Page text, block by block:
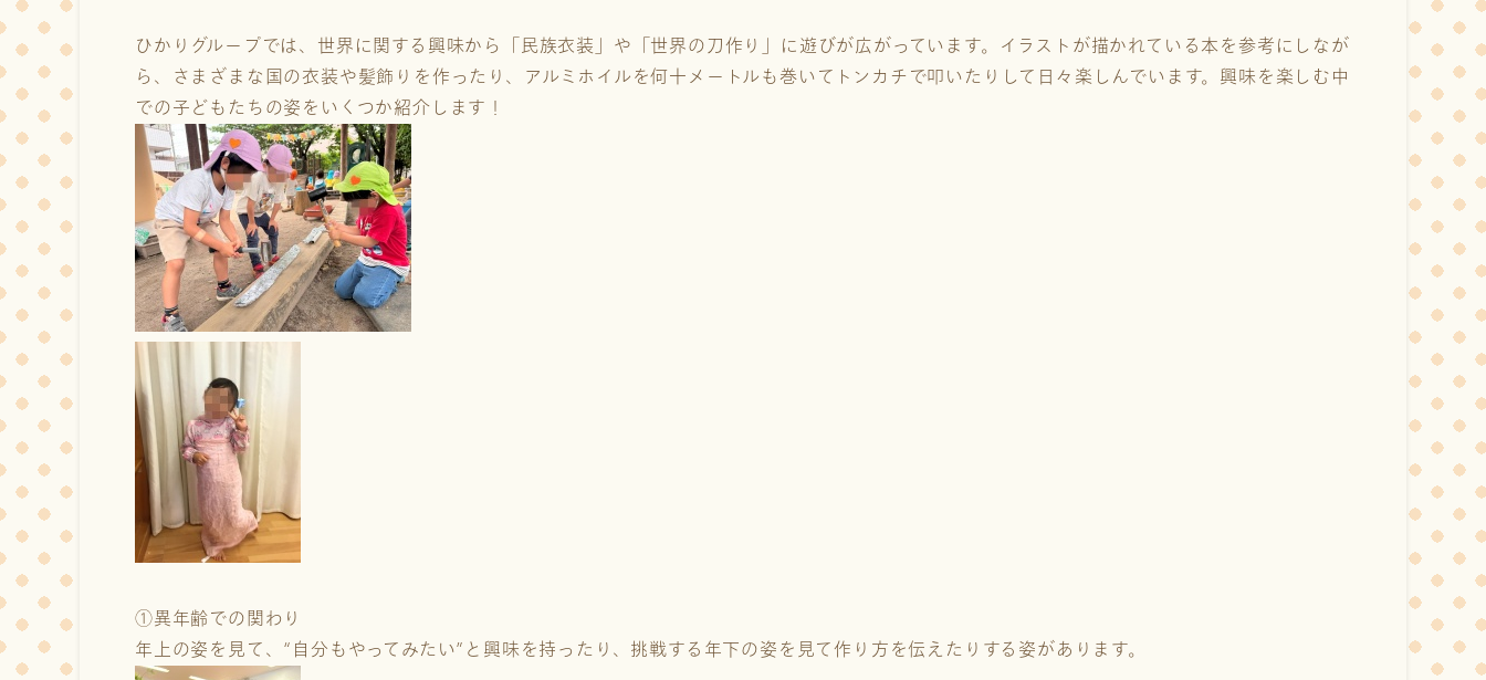
ひかりグループでは、世界に関する興味から「民族衣装」や「世界の刀作り」に遊びが広がっています。イラストが描かれている本を参考にしなが
ら、さまざまな国の衣装や髪飾りを作ったり、アルミホイルを何十メートルも巻いてトンカチで叩いたりして日々楽しんでいます。興味を楽しむ中
での子どもたちの姿をいくつか紹介します！
①異年齢での関わり
年上の姿を見て、“自分もやってみたい”と興味を持ったり、挑戦する年下の姿を見て作り方を伝えたりする姿があります。